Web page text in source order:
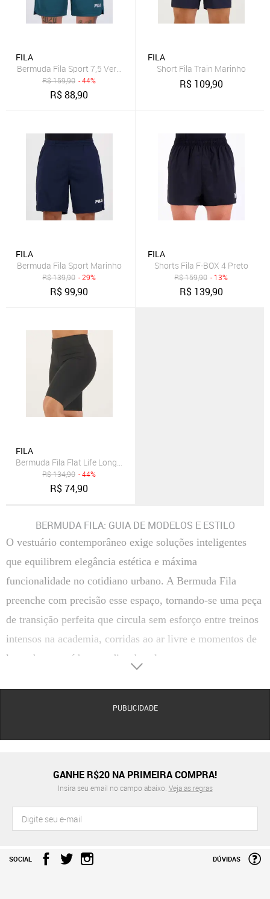
FILA
Bermuda Fila Sport 7,5 Verde Floresta
R$159,90 - 44%
R$88,90
FILA
Short Fila Train Marinho
R$ 109,90
FILA
Bermuda Fila Sport Marinho
R$139,90 - 29%
R$99,90
FILA
Shorts Fila F-BOX 4 Preto
R$159,90 - 13%
R$ 139,90
FILA
Bermuda Fila Flat Life Long II Feminina Preta
R$134,90 - 44%
R$74,90
BERMUDA FILA: GUIA DE MODELOS E ESTILO
O vestuário contemporâneo exige soluções inteligentes
que equilibrem elegância estética e máxima
funcionalidade no cotidiano urbano. A Bermuda Fila
preenche com precisão esse espaço, tornando-se uma peça
de transição perfeita que circula sem esforço entre treinos
intensos na academia, corridas ao ar livre e momentos de
lazer descontraídos nos dias de sol.
sobreposições refinadas com jaquetas corta-vento
estruturadas.
CRITÉRIOS DE ESCOLHA E ATRIBUTOS TÉCNICOS DA
experiência do vestir diário masculino. Trata-se de uma combinação têxtil que une
filamentos leves e flexíveis, gerando uma fibra de excelente maleabilidade que acompanha
PUBLICIDADE
GANHE R$20 NA PRIMEIRA COMPRA!
Insira seu email no campo abaixo. Veja as regras
SOCIAL DÚVIDAS